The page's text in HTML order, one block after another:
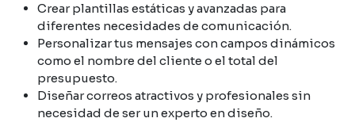
Crear plantillas estáticas y avanzadas para
diferentes necesidades de comunicación.
Personalizar tus mensajes con campos dinámicos
como el nombre del cliente o el total del
presupuesto.
Diseñar correos atractivos y profesionales sin
necesidad de ser un experto en diseño.